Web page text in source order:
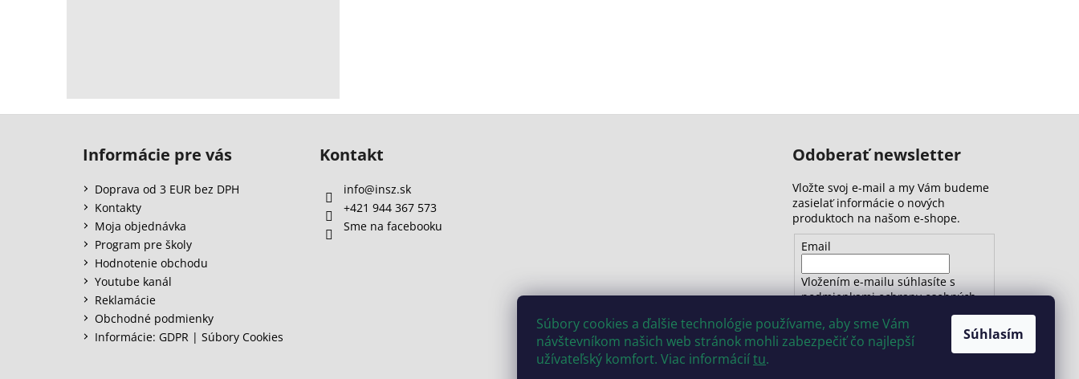
Súbory cookies a ďalšie technológie používame, aby sme Vám
návštevníkom našich web stránok mohli zabezpečiť čo najlepší
užívateľský komfort. Viac informáciítu.
Súhlasím
Informácie pre vás
Doprava od 3 EUR bez DPH
Kontakty
Moja objednávka
Program pre školy
Hodnotenie obchodu
Youtube kanál
Reklamácie
Obchodné podmienky
Informácie: GDPR | Súbory Cookies
Kontakt
info@insz.sk
+421 944 367 573
Sme na facebooku
Odoberať newsletter
Vložte svoj e-mail a my Vám budeme
zasielať informácie o nových
produktoch na našom e-shope.
Email
Vložením e-mailu súhlasíte s
podmienkami ochrany osobných
PRIHLÁSIŤ SA